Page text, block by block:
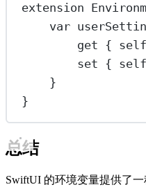
extension
var
get { self
set { self
}
}
总结
SwiftUI 的环境变量提供了